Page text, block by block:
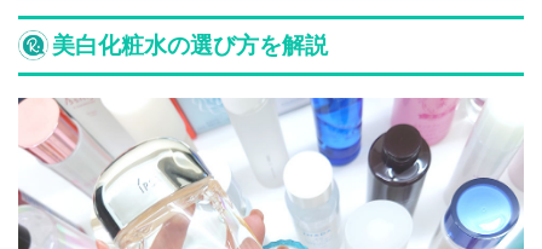
美白化粧水の選び方を解説